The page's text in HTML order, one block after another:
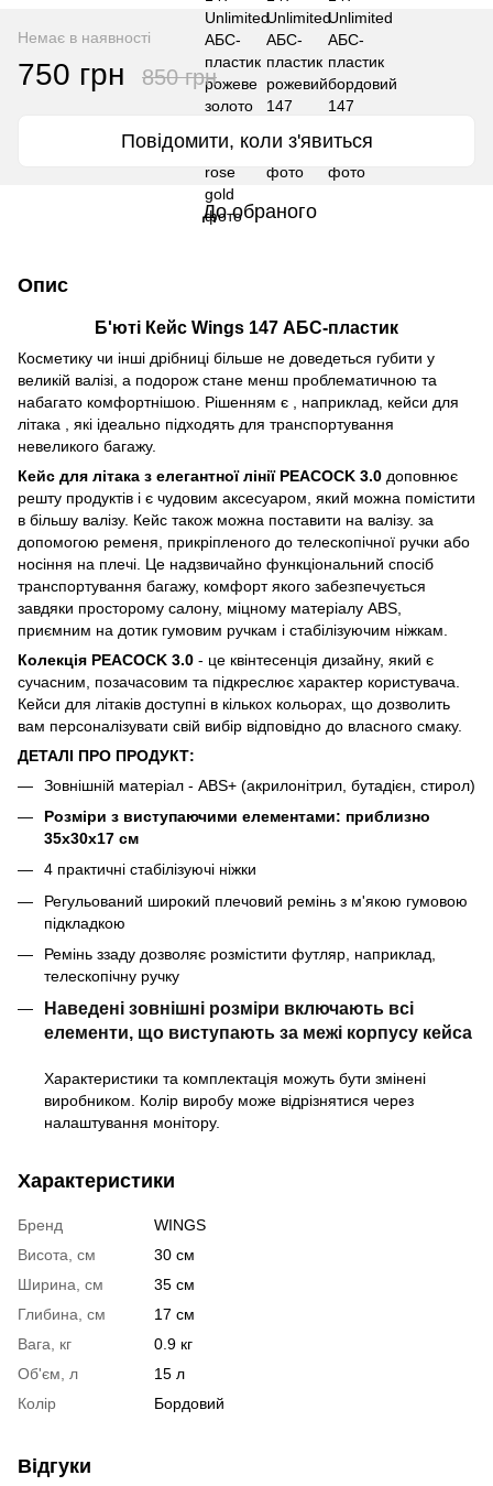
Немає в наявності
750 грн 850 грн
Повідомити, коли з'явиться
До обраного
Опис
Б'юті Кейс Wings 147 АБС-пластик
Косметику чи інші дрібниці більше не доведеться губити у
великій валізі, а подорож стане менш проблематичною та
набагато комфортнішою. Рішенням є , наприклад, кейси для
літака , які ідеально підходять для транспортування
невеликого багажу.
Кейс для літака з елегантної лінії PEACOCK 3.0 доповнює
решту продуктів і є чудовим аксесуаром, який можна помістити
в більшу валізу. Кейс також можна поставити на валізу. за
допомогою ременя, прикріпленого до телескопічної ручки або
носіння на плечі. Це надзвичайно функціональний спосіб
транспортування багажу, комфорт якого забезпечується
завдяки просторому салону, міцному матеріалу ABS,
приємним на дотик гумовим ручкам і стабілізуючим ніжкам.
Колекція PEACOCK 3.0 - це квінтесенція дизайну, який є
сучасним, позачасовим та підкреслює характер користувача.
Кейси для літаків доступні в кількох кольорах, що дозволить
вам персоналізувати свій вибір відповідно до власного смаку.
ДЕТАЛІ ПРО ПРОДУКТ:
Зовнішній матеріал - ABS+ (акрилонітрил, бутадієн, стирол)
Розміри з виступаючими елементами: приблизно
35x30x17 см
4 практичні стабілізуючі ніжки
Регульований широкий плечовий ремінь з м'якою гумовою
підкладкою
Ремінь ззаду дозволяє розмістити футляр, наприклад,
телескопічну ручку
Наведені зовнішні розміри включають всі
елементи, що виступають за межі корпусу кейса
Характеристики та комплектація можуть бути змінені
виробником. Колір виробу може відрізнятися через
налаштування монітору.
Характеристики
Бренд
WINGS
Висота, см
30 см
Ширина, см
35 см
Глибина, см
17 см
Вага, кг
0.9 кг
Об'єм, л
15 л
Колір
Бордовий
Відгуки